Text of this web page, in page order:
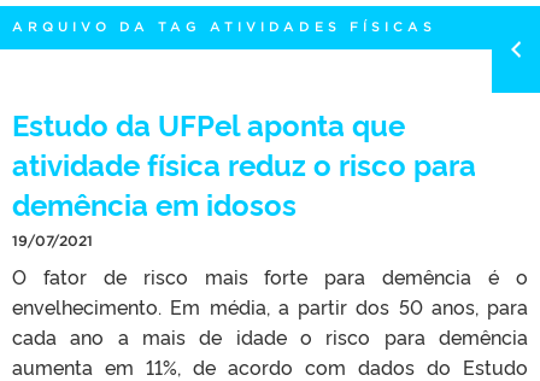
PORTARIAS
TELEFONES
ARQUIVO DA TAG ATIVIDADES FÍSICAS
Estudo da UFPel aponta que
atividade física reduz o risco para
demência em idosos
19/07/2021
O fator de risco mais forte para demência é o
envelhecimento. Em média, a partir dos 50 anos, para
cada ano a mais de idade o risco para demência
aumenta em 11%, de acordo com dados do Estudo